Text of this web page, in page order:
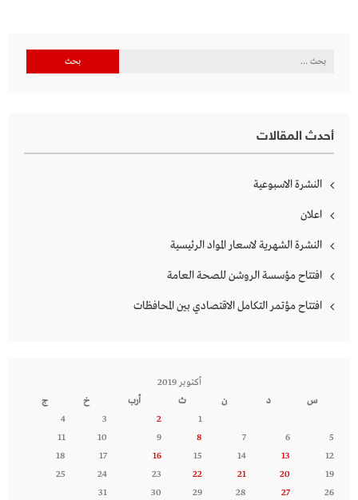
البحث
أحدث المقالات
النشرة الاسبوعية
اعلان
النشرة الشهرية لاسعار المواد الرئيسية
افتتاح مؤسسة الروشن للصحة العامة
افتتاح مؤتمر التكامل الاقتصادي بين المحافظات
أكتوبر 2019
س
د ن ث أرب خ
ج
1
2
3
4
5
6
7
8
9
10
11
12
13
14
15
16
17
18
19
20
21
22
23
24
25
26
27
28
29
30
31